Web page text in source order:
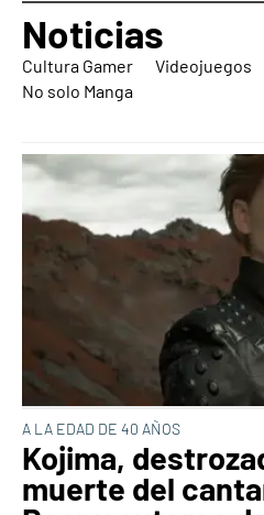
Noticias
Cultura Gamer Videojuegos
No solo Manga
A LA EDAD DE 40 AÑOS
Kojima,
muerte del